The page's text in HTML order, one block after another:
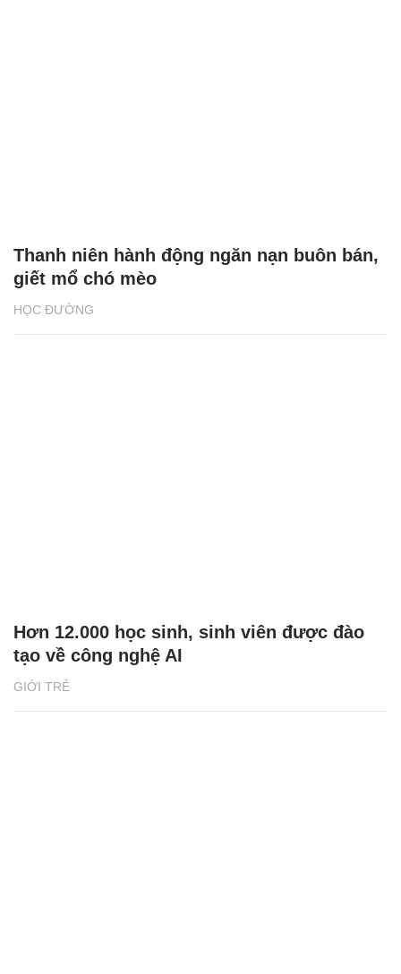
HỌC ĐƯỜNG
Thanh niên hành động ngăn nạn buôn bán,
giết mổ chó mèo
GIỚI TRẺ
Hơn 12.000 học sinh, sinh viên được đào
tạo về công nghệ AI